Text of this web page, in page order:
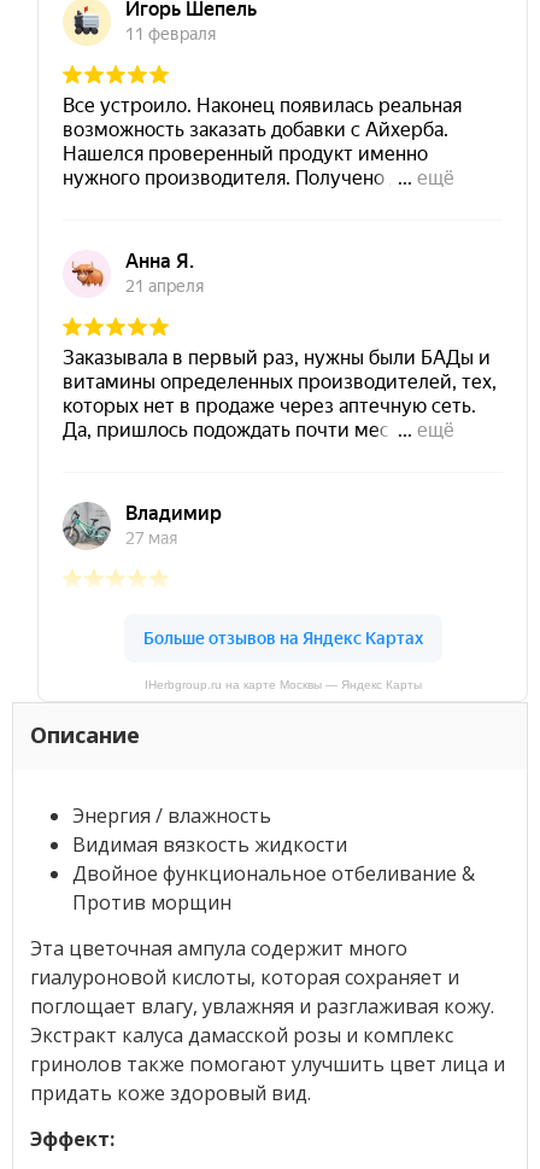
IHerbgroup.ru на карте Москвы — Яндекс Карты
Описание
Энергия / влажность
Видимая вязкость жидкости
Двойное функциональное отбеливание &
Против морщин
Эта цветочная ампула содержит много
гиалуроновой кислоты, которая сохраняет и
поглощает влагу, увлажняя и разглаживая кожу.
Экстракт калуса дамасской розы и комплекс
гринолов также помогают улучшить цвет лица и
придать коже здоровый вид.
Эффект: